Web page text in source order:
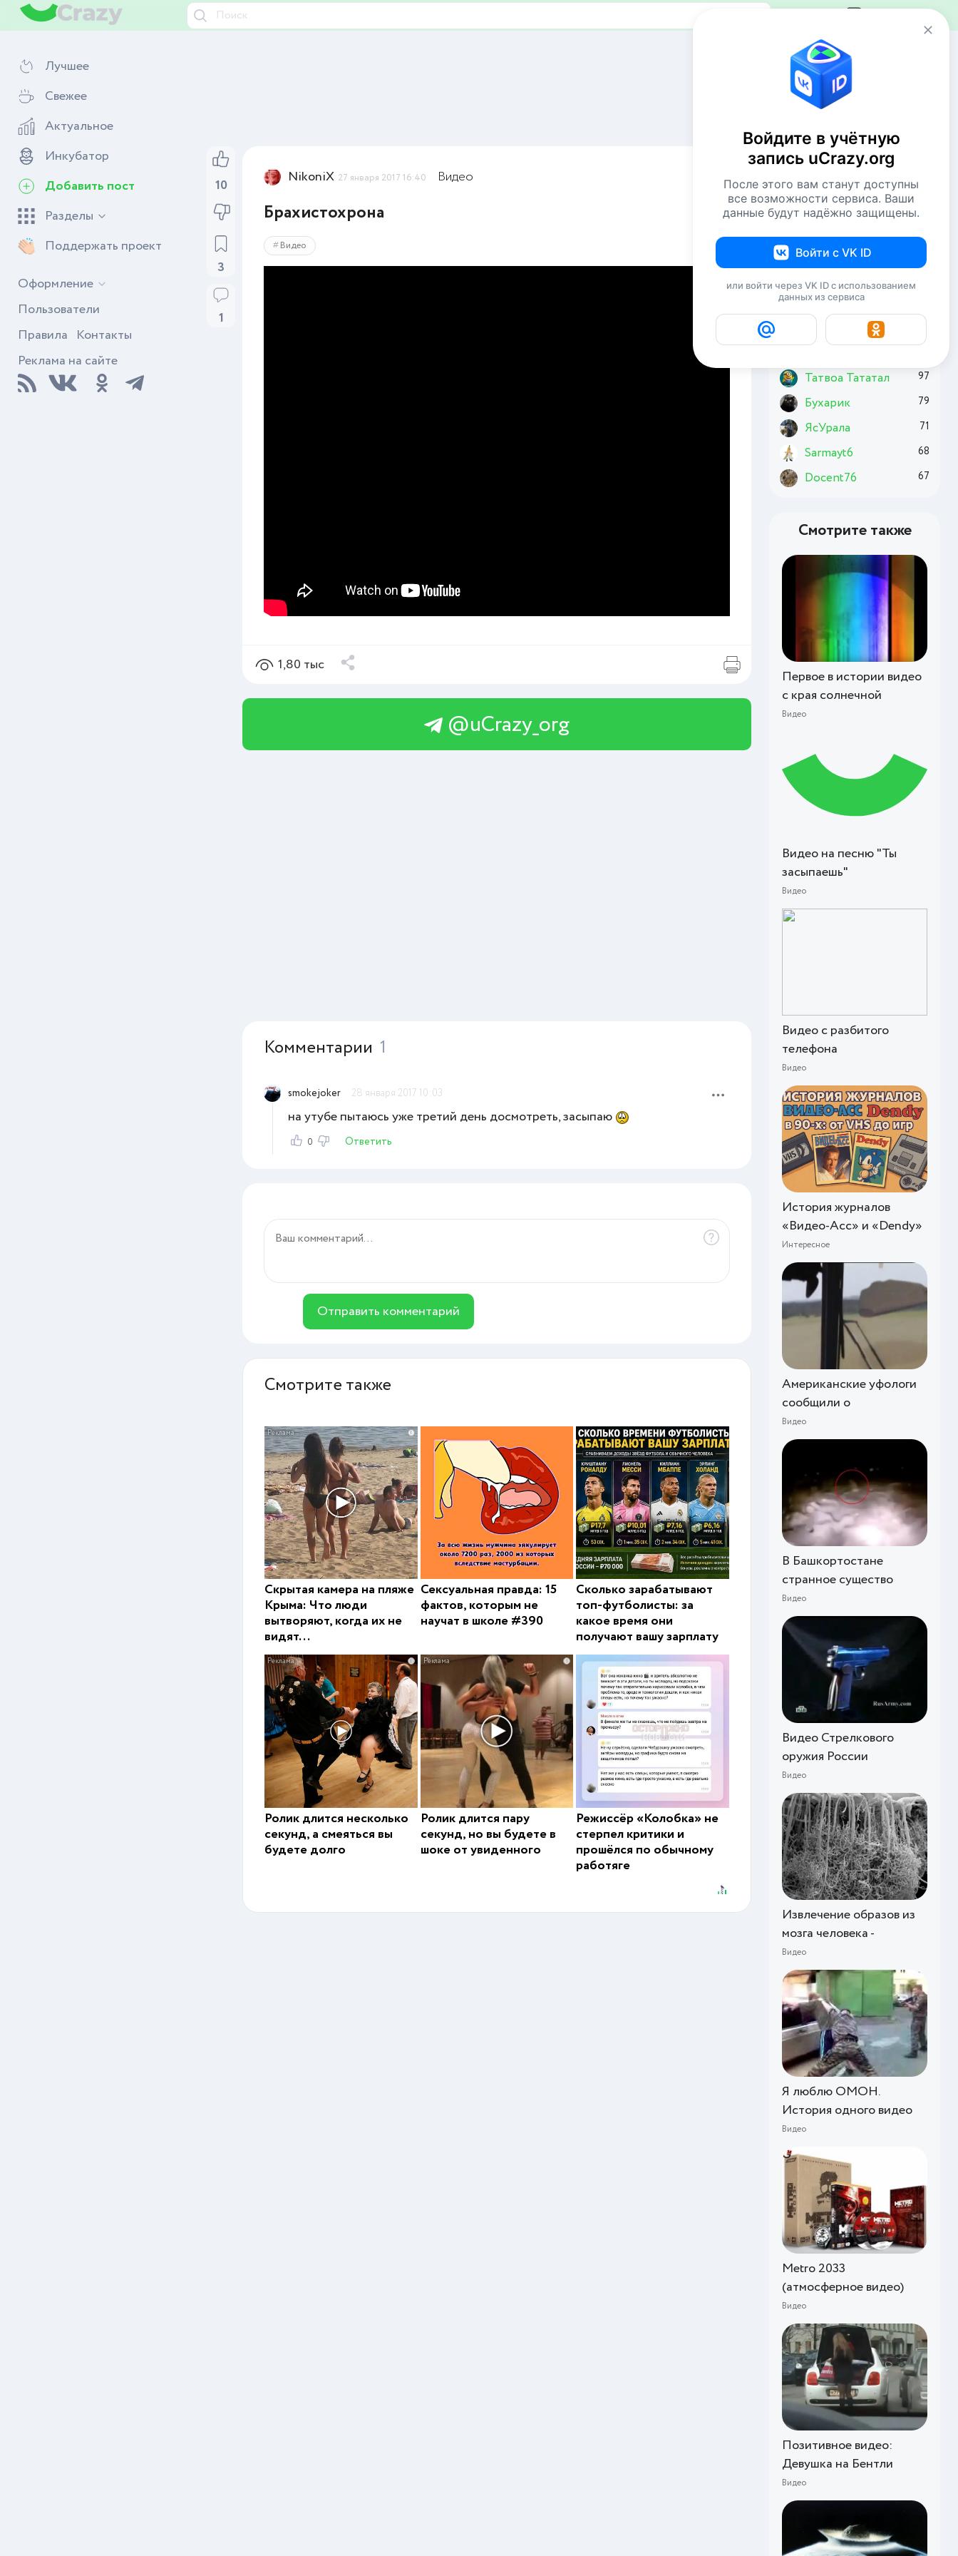
Авторизация
Лучшее
Свежее
Актуальное
Инкубатор
Добавить пост
Разделы
Поддержать проект
Оформление
Пользователи
Правила Контакты
Реклама на сайте
Сейчас онлайн
41 пользователь
Всего посетителей 809
Рекорд: 12737 посетителей
Комментаторы недели
NiShkni
Евгений114
Комсомолец
Татвоа Тататал 97
Бухарик 79
ЯсУрала 71
Sarmayt6 68
Docent76 67
Смотрите также
Первое в истории видео
с края солнечной
Видео
Видео на песню "Ты
засыпаешь"
Видео
Видео с разбитого
телефона
Видео
История журналов
«Видео-Асс» и «Dendy»
Интересное
Американские уфологи
сообщили о
Видео
В Башкортостане
странное существо
Видео
Видео Стрелкового
оружия России
Видео
Извлечение образов из
мозга человека -
Видео
Я люблю ОМОН.
История одного видео
Видео
Metro 2033
(атмосферное видео)
Видео
Позитивное видео:
Девушка на Бентли
Видео
10
3
1
NikoniX 27 января 2017 16:40 Видео
Брахистохрона
Видео
1,80 тыс
@uCrazy_org
Комментарии 1
smokejoker 28 января 2017 10:03
на утубе пытаюсь уже третий день досмотреть, засыпаю
0 Ответить
Отправить комментарий
Смотрите также
i
Скрытая камера на пляже
Крыма: Что люди
вытворяют, когда их не
видят...
Сексуальная правда: 15
фактов, которым не
научат в школе #390
Сколько зарабатывают
топ-футболисты: за
какое время они
получают вашу зарплату
i
Ролик длится несколько
секунд, а смеяться вы
будете долго
i
Ролик длится пару
секунд, но вы будете в
шоке от увиденного
Режиссёр «Колобка» не
стерпел критики и
прошёлся по обычному
работяге
Войдите в учётную
запись uCrazy.org
После этого вам станут доступны
все возможности сервиса. Ваши
данные будут надёжно защищены.
Войти с VK ID
или войти через VK ID с использованием
данных из сервиса